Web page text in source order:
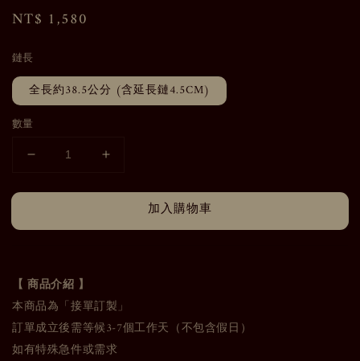
Regular
NT$ 1,580
鏈長
全長約38.5公分 (含延長鏈4.5CM)
數量
加入購物車
【 商品介紹 】
本商品為「接單訂製」
訂單成立後需等候3-7個工作天（不包含假日）
如有特殊急件或需求